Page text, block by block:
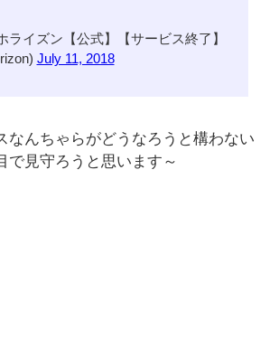
イズン【公式】【サービス終了】
July 11, 2018
なんちゃらがどうなろうと構わない
で見守ろうと思います～